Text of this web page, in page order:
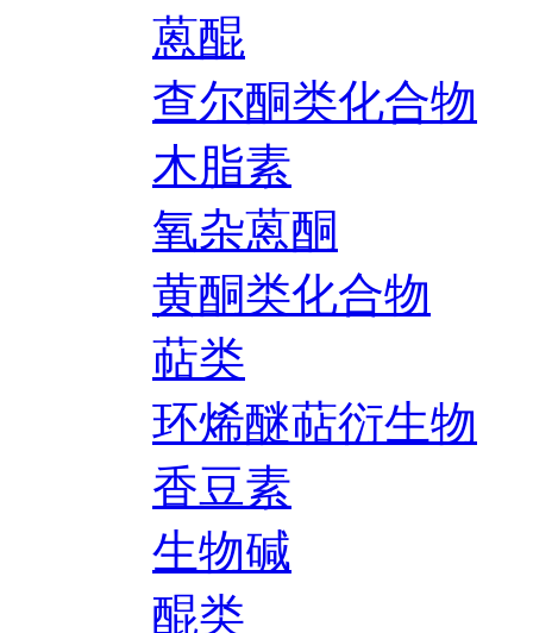
蒽醌
查尔酮类化合物
木脂素
氧杂蒽酮
黄酮类化合物
萜类
环烯醚萜衍生物
香豆素
生物碱
醌类